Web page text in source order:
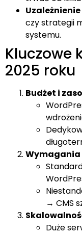
czy strategii
systemu.
Kluczowe
2025 roku
Budżet i
→ CMS
Duże